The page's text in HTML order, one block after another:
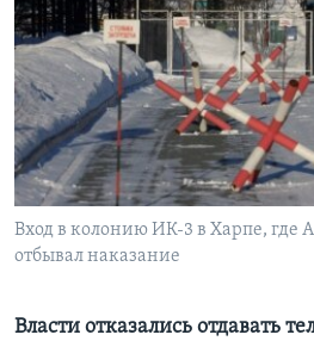
Learning English
СОЦИАЛЬНЫЕ СЕТИ
Вход в колонию ИК-3 в Харпе, где
отбывал наказание
Власти отказались отдавать